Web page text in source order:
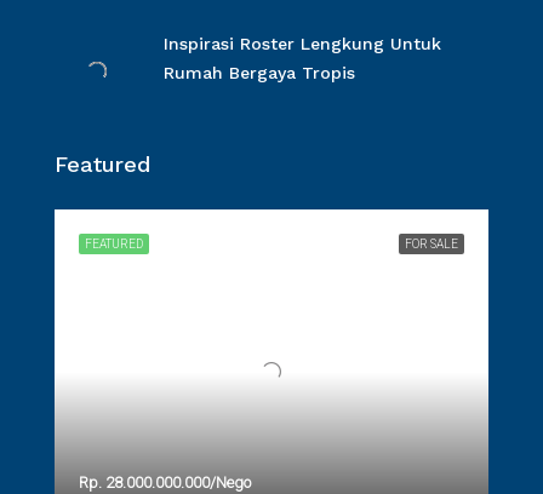
Inspirasi Roster Lengkung Untuk
Rumah Bergaya Tropis
Featured
FOR SALE
FEATURED
Rp. 28.000.000.000/Nego